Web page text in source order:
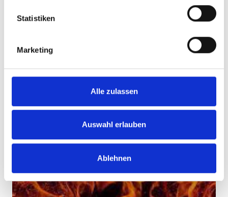
Statistiken
Marketing
Alle zulassen
Auswahl erlauben
Ablehnen
durch Schiffmann Außenwerbung als Medienpartner, mit
einem Plakataushang in 50 City-Light-Vitrinen, an den
gesponsert. Die Organisatoren um Armin Schilling vom
Freundeskreis für alkoholkranke Menschen freuen sich
Veranstaltung und so konnte die Kampagne auch in
Anwesenheit des ersten Bürgermeisters Ulrich von